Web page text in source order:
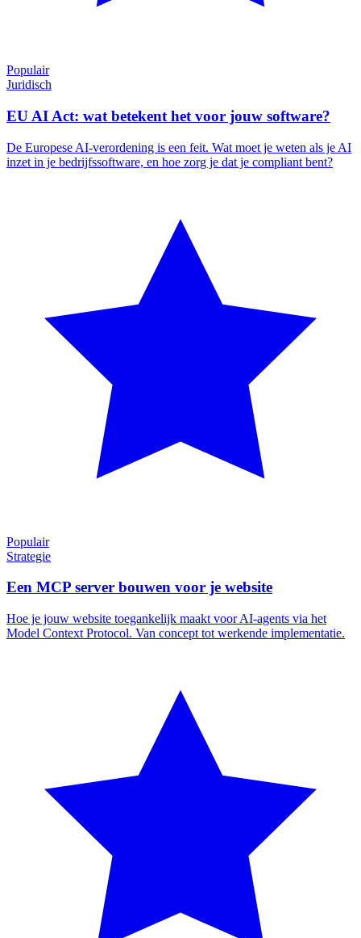
Populair
Juridisch
EU AI Act: wat betekent het voor jouw software?
De Europese AI-verordening is een feit. Wat moet je weten als je AI
inzet in je bedrijfssoftware, en hoe zorg je dat je compliant bent?
Populair
Strategie
Een MCP server bouwen voor je website
Hoe je jouw website toegankelijk maakt voor AI-agents via het
Model Context Protocol. Van concept tot werkende implementatie.